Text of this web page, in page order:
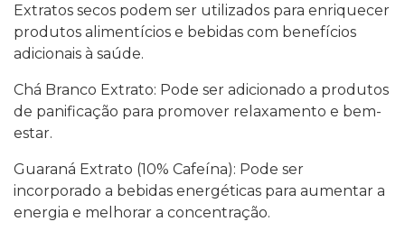
Extratos secos podem ser utilizados para enriquecer
produtos alimentícios e bebidas com benefícios
adicionais à saúde.
Chá Branco Extrato: Pode ser adicionado a produtos
de panificação para promover relaxamento e bem-
estar.
Guaraná Extrato (10% Cafeína): Pode ser
incorporado a bebidas energéticas para aumentar a
energia e melhorar a concentração.